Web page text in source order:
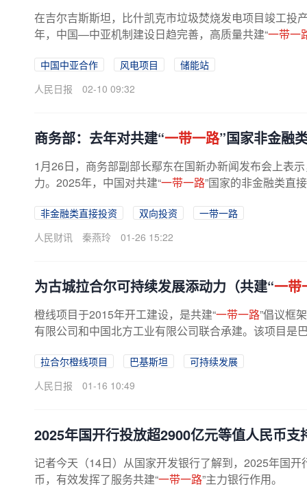
在吉尔吉斯斯坦，比什凯克市垃圾焚烧发电项目竣工
年，中国—中亚机制建设日趋完善，高质量共建“一带一
中国中亚合作 风电项目
储能站
人民日报
02-10 09:32
商务部：去年对共建“一带一路”国家非金融
1月26日，商务部副部长鄢东在国新办新闻发布会上表
力。2025年，中国对共建“一带一路”国家的非金融类直
非金融类直接投资 双向投资
一带一路
人民财讯
秦燕玲 01-26 15:22
为古城拉合尔可持续发展添动力（共建“一带
橙线项目于2015年开工建设，是共建“一带一路”倡议框
有限公司和中国北方工业有限公司联合承建。该项目是
拉合尔橙线项目 巴基斯坦
可持续发展
人民日报
01-16 10:49
2025年国开行投放超2900亿元等值人民币支
记者今天（14日）从国家开发银行了解到，2025年国开
币，有效发挥了服务共建“一带一路”主力银行作用。